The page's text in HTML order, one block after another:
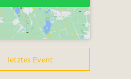
letztes Event